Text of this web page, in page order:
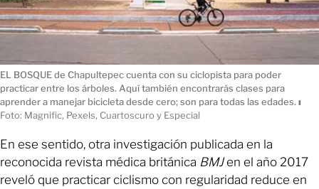
EL BOSQUE de Chapultepec cuenta con su ciclopista para poder
practicar entre los árboles. Aquí también encontrarás clases para
aprender a manejar bicicleta desde cero; son para todas las edades. ı
Foto: Magnific, Pexels, Cuartoscuro y Especial
En ese sentido, otra investigación publicada en la
reconocida revista médica británica BMJen el año 2017
reveló que practicar ciclismo con regularidad reduce en